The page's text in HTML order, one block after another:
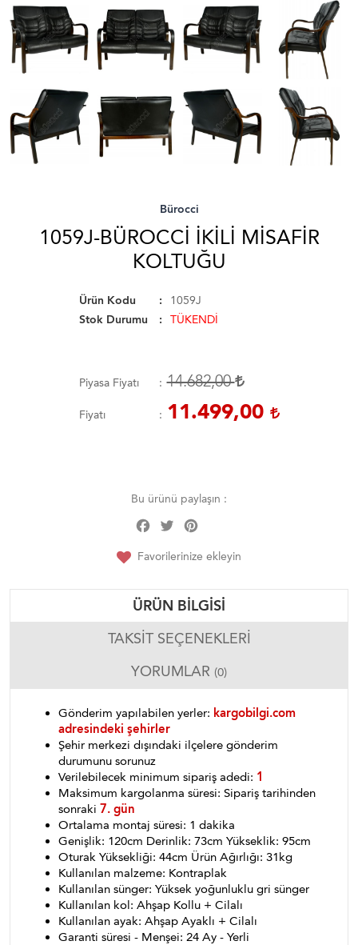
Bürocci
1059J-BÜROCCI İKILI MISAFIR
KOLTUĞU
Ürün Kodu
1059J
Stok Durumu
TÜKENDİ
Piyasa Fiyatı 14.682,00
Fiyatı 11.499,00
Bu ürünü paylaşın :
Facebook
Twitter
Favorilerinize ekleyin
ÜRÜN BILGISI
TAKSIT SEÇENEKLERI
YORUMLAR (0)
Gönderim yapılabilen yerler: kargobilgi.com
adresindeki şehirler
Şehir merkezi dışındaki ilçelere gönderim
durumunu sorunuz
Verilebilecek minimum sipariş adedi: 1
Maksimum kargolanma süresi: Sipariş tarihinden
sonraki 7. gün
Ortalama montaj süresi: 1 dakika
Genişlik: 120cm Derinlik: 73cm Yükseklik: 95cm
Oturak Yüksekliği: 44cm Ürün Ağırlığı: 31kg
Kullanılan malzeme: Kontraplak
Kullanılan sünger: Yüksek yoğunluklu gri sünger
Kullanılan kol: Ahşap Kollu + Cilalı
Kullanılan ayak: Ahşap Ayaklı + Cilalı
Garanti süresi - Menşei: 24 Ay - Yerli